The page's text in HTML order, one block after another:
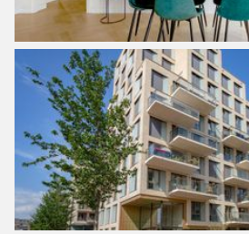
Noord
Bijzonderheden:
– Bouwjaar 2019;
– Zeer ruim 4-kamerappartement op
– Heerlijk ruime tuin (van meer dan
het zuidoosten;
– Woonoppervlakte van circa 125 m²
aanwezig);
– 3 slaapkamers;